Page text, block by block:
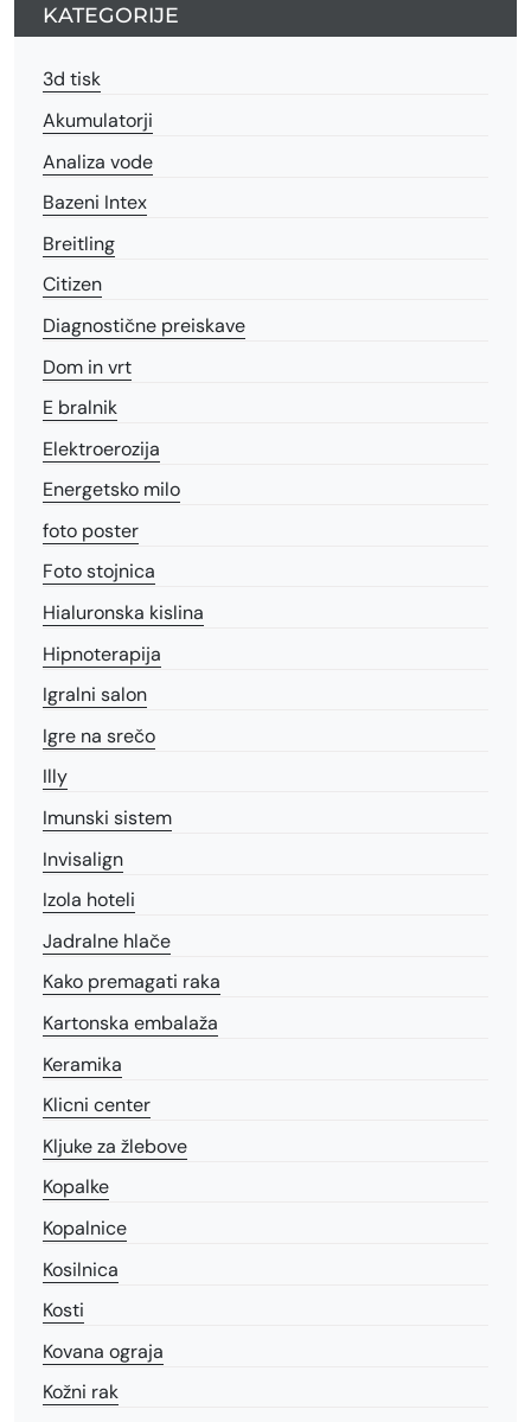
KATEGORIJE
3d tisk
Akumulatorji
Analiza vode
Bazeni Intex
Breitling
Citizen
Diagnostične preiskave
Dom in vrt
E bralnik
Elektroerozija
Energetsko milo
foto poster
Foto stojnica
Hialuronska kislina
Hipnoterapija
Igralni salon
Igre na srečo
Illy
Imunski sistem
Invisalign
Izola hoteli
Jadralne hlače
Kako premagati raka
Kartonska embalaža
Keramika
Klicni center
Kljuke za žlebove
Kopalke
Kopalnice
Kosilnica
Kosti
Kovana ograja
Kožni rak